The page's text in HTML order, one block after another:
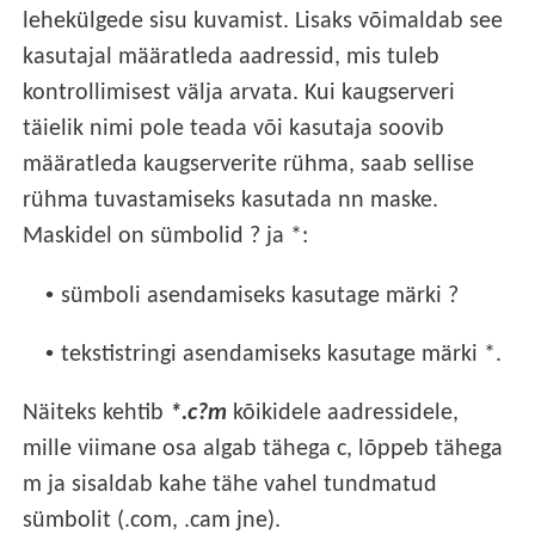
lehekülgede sisu kuvamist. Lisaks võimaldab see
kasutajal määratleda aadressid, mis tuleb
kontrollimisest välja arvata. Kui kaugserveri
täielik nimi pole teada või kasutaja soovib
määratleda kaugserverite rühma, saab sellise
rühma tuvastamiseks kasutada nn maske.
Maskidel on sümbolid ? ja *:
• sümboli asendamiseks kasutage märki ?
• tekstistringi asendamiseks kasutage märki *.
Näiteks kehtib *.c?m kõikidele aadressidele,
mille viimane osa algab tähega c, lõppeb tähega
m ja sisaldab kahe tähe vahel tundmatud
sümbolit (.com, .cam jne).